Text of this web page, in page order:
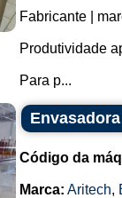
Fabricante |
Produtividade
Para p...
Código da
Marca: Aritech,